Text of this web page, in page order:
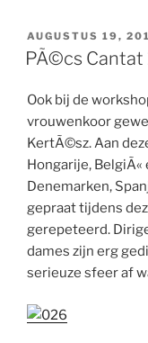
GEPLAATST
OP
AUGUSTUS 19,
PÃ©cs Cantat
Ook bij de
vrouwenkoor
KertÃ©sz. Aan
Hongarije,
Denemarken,
gepraat tijdens
gerepeteerd.
dames zijn erg
serieuze sfeer af